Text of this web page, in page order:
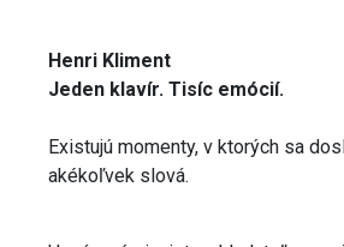
Henri Kliment
Jeden klavír. Tisíc emócií.
Existujú momenty, v ktorých sa
akékoľvek slová.